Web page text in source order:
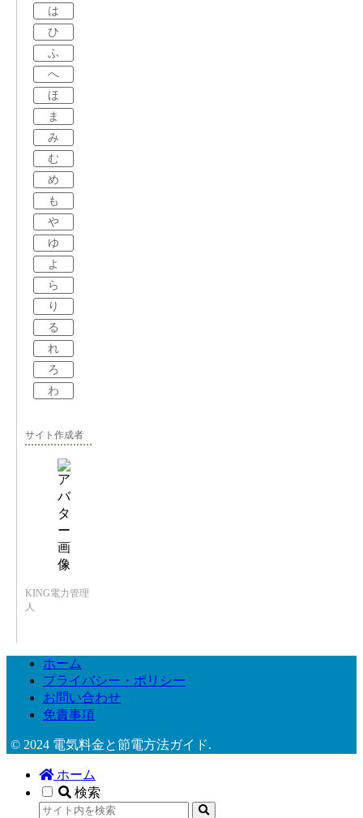
は
ひ
ふ
へ
ほ
ま
み
む
め
も
や
ゆ
よ
ら
り
る
れ
ろ
わ
サイト作成者
KING電力管理
人
ホーム
プライバシー・ポリシー
お問い合わせ
免責事項
© 2024 電気料金と節電方法ガイド.
ホーム
検索